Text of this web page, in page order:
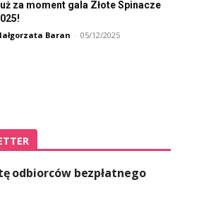
za moment gala Złote Spinacze
Baran - 05/12/2025
odbiorców bezpłatnego